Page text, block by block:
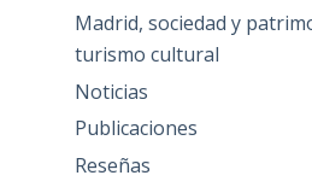
Madrid, sociedad y
turismo cultural
Noticias
Publicaciones
Reseñas